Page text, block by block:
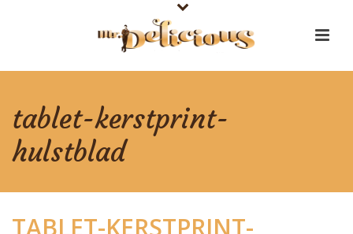
tablet-kerstprint-
hulstblad
TABLET-KERSTPRINT-